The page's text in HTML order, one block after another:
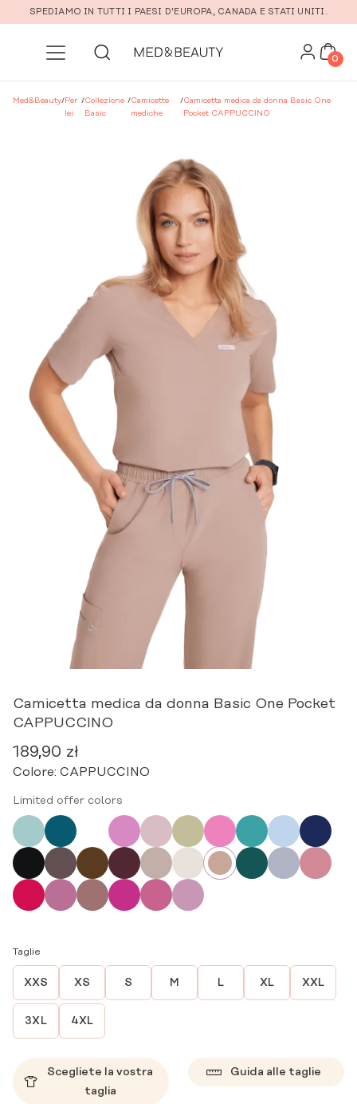
Vai al contenuto principale
SPEDIAMO IN TUTTI I PAESI D'EUROPA, CANADA E STATI UNITI.
0
Med&Beauty/Per
lei
/Collezione
Basic
/Camicette
mediche
/Camicetta medica da donna Basic One
Pocket CAPPUCCINO
Camicetta medica da donna Basic One Pocket
CAPPUCCINO
189,90 zł
Colore: CAPPUCCINO
Limited offer colors
Taglie
XXS XS S M L XL XXL
3XL 4XL
Scegliete la vostra
taglia
Guida alle taglie